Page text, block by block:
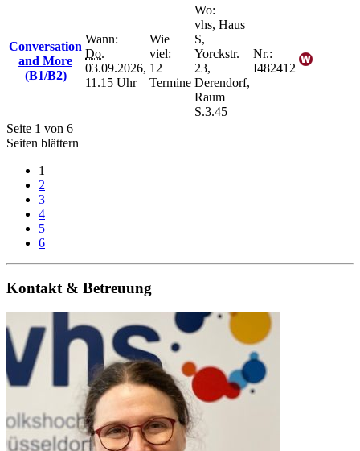
Conversation
and More
(B1/B2)
Wann:
Do.
03.09.2026,
11.15 Uhr
Wie
viel:
12
Termine
Wo:
vhs, Haus
S,
Yorckstr.
23,
Derendorf,
Raum
S.3.45
Nr.:
I482412
Seite 1 von 6
Seiten blättern
1
2
3
4
5
6
Kontakt & Betreuung